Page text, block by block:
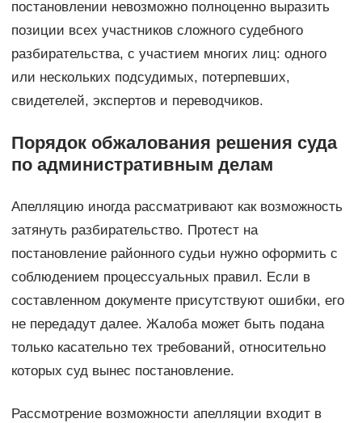
постановлении невозможно полноценно выразить
позиции всех участников сложного судебного
разбирательства, с участием многих лиц: одного
или нескольких подсудимых, потерпевших,
свидетелей, экспертов и переводчиков.
Порядок обжалования решения суда
по административным делам
Апелляцию иногда рассматривают как возможность
затянуть разбирательство. Протест на
постановление районного судьи нужно оформить с
соблюдением процессуальных правил. Если в
составленном документе присутствуют ошибки, его
не передадут далее. Жалоба может быть подана
только касательно тех требований, относительно
которых суд вынес постановление.
Рассмотрение возможности апелляции входит в